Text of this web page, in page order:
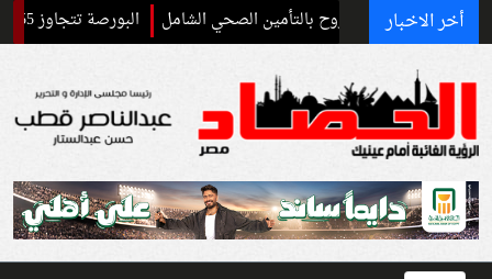
أخر الاخبار
ويدرج مطروح بالتأمين الصحي الشامل البورصة تتجاوز 55 ألف نقطة لأول مرة في تاريخها